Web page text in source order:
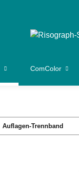
ComColor
Auflagen-Trennband